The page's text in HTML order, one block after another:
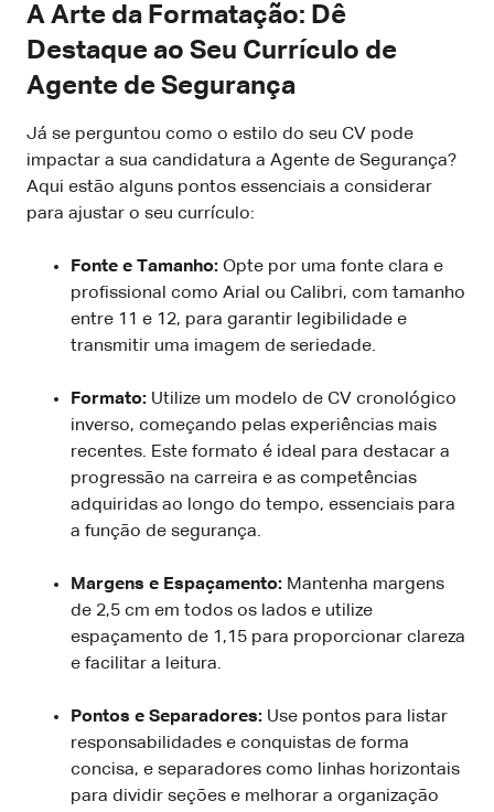
A Arte da Formatação: Dê
Destaque ao Seu Currículo de
Agente de Segurança
Já se perguntou como o estilo do seu CV pode
impactar a sua candidatura a Agente de Segurança?
Aqui estão alguns pontos essenciais a considerar
para ajustar o seu currículo:
Fonte e Tamanho: Opte por uma fonte clara e
profissional como Arial ou Calibri, com tamanho
entre 11 e 12, para garantir legibilidade e
transmitir uma imagem de seriedade.
Formato: Utilize um modelo de CV cronológico
inverso, começando pelas experiências mais
recentes. Este formato é ideal para destacar a
progressão na carreira e as competências
adquiridas ao longo do tempo, essenciais para
a função de segurança.
Margens e Espaçamento: Mantenha margens
de 2,5 cm em todos os lados e utilize
espaçamento de 1,15 para proporcionar clareza
e facilitar a leitura.
Pontos e Separadores: Use pontos para listar
responsabilidades e conquistas de forma
concisa, e separadores como linhas horizontais
para dividir seções e melhorar a organização